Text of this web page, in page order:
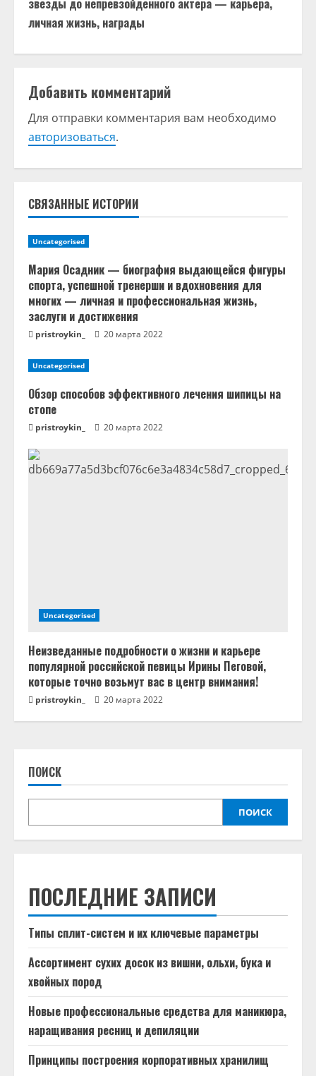
л
ж
и
т
ь
ч
т
е
н
и
е
звезды до непревзойденного актера — карьера,
личная жизнь, награды
Добавить комментарий
Для отправки комментария вам необходимо
авторизоваться.
СВЯЗАННЫЕ ИСТОРИИ
Uncategorised
Мария Осадник — биография выдающейся фигуры
спорта, успешной тренерши и вдохновения для
многих — личная и профессиональная жизнь,
заслуги и достижения
pristroykin_ 20 марта 2022
Uncategorised
Обзор способов эффективного лечения шипицы на
стопе
pristroykin_ 20 марта 2022
Uncategorised
Неизведанные подробности о жизни и карьере
популярной российской певицы Ирины Пеговой,
которые точно возьмут вас в центр внимания!
pristroykin_ 20 марта 2022
ПОИСК
ПОИСК
ПОСЛЕДНИЕ ЗАПИСИ
Типы сплит-систем и их ключевые параметры
Ассортимент сухих досок из вишни, ольхи, бука и
хвойных пород
Новые профессиональные средства для маникюра,
наращивания ресниц и депиляции
Принципы построения корпоративных хранилищ